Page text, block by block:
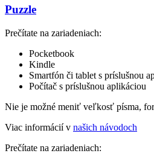
Puzzle
Prečítate na zariadeniach:
Pocketbook
Kindle
Smartfón či tablet s príslušnou
Počítač s príslušnou aplikáciou
Nie je možné meniť veľkosť písma,
Viac informácií v našich návodoch
Prečítate na zariadeniach: